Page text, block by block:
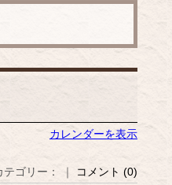
カレンダーを表示
ゴリー： ｜ コメント (0)